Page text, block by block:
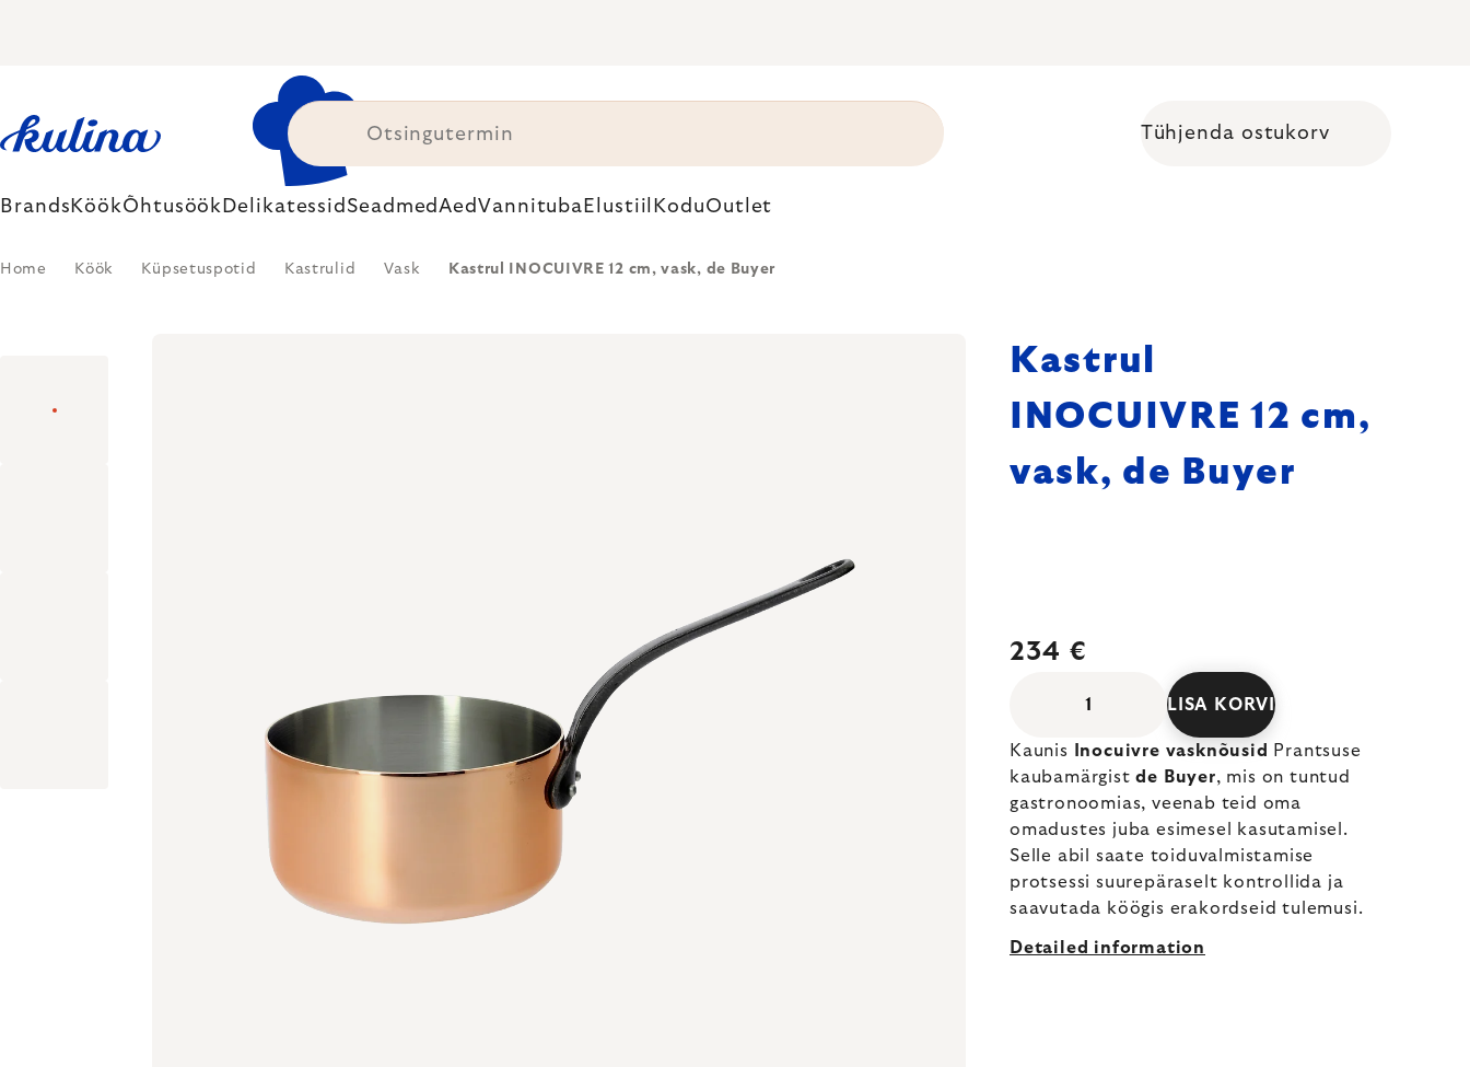
Tühjenda ostukorv
Brands KöökÕhtusöök Delikatessid SeadmedAedVannituba Elustiil KoduOutlet
Home Köök Küpsetuspotid Kastrulid Vask Kastrul INOCUIVRE 12 cm, vask, de Buyer
Kastrul
INOCUIVRE 12 cm,
vask, de Buyer
234 €
LISA KORVI
Kaunis Inocuivre vasknõusid
Prantsuse
kaubamärgistde Buyer, mis on tuntud
gastronoomias, veenab teid oma
omadustes juba esimesel kasutamisel.
Selle abil saate toiduvalmistamise
protsessi suurepäraselt kontrollida ja
saavutada köögis erakordseid tulemusi.
Detailed information